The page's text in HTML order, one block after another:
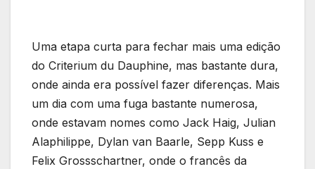
Uma etapa curta para fechar mais uma edição
do Criterium du Dauphine, mas bastante dura,
onde ainda era possível fazer diferenças. Mais
um dia com uma fuga bastante numerosa,
onde estavam nomes como Jack Haig, Julian
Alaphilippe, Dylan van Baarle, Sepp Kuss e
Felix Grossschartner, onde o francês da